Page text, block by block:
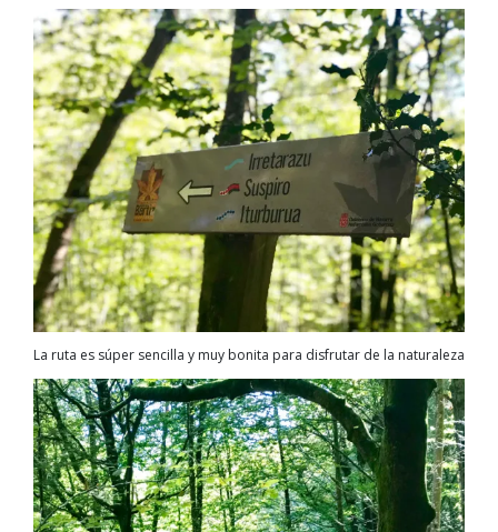
La ruta es súper sencilla y muy bonita para disfrutar de la naturaleza